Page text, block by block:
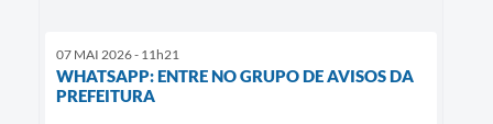
07 MAI 2026 - 11h21
WHATSAPP: ENTRE NO GRUPO DE AVISOS DA
PREFEITURA